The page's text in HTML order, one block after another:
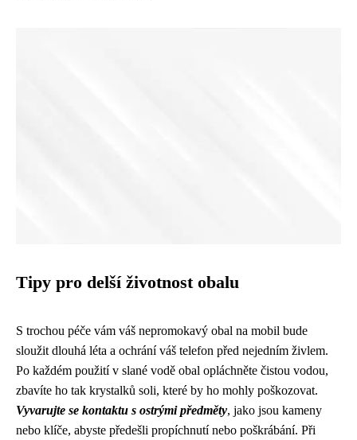
Tipy pro delší životnost obalu
S trochou péče vám váš nepromokavý obal na mobil bude
sloužit dlouhá léta a ochrání váš telefon před nejedním živlem.
Po každém použití v slané vodě obal opláchněte čistou vodou,
zbavíte ho tak krystalků soli, které by ho mohly poškozovat.
Vyvarujte se kontaktu s ostrými předměty, jako jsou kameny
nebo klíče, abyste předešli propíchnutí nebo poškrábání. Při